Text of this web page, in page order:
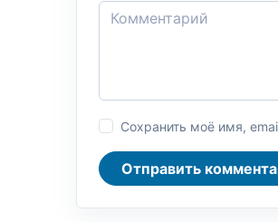
Сохранить моё имя,
Отправить